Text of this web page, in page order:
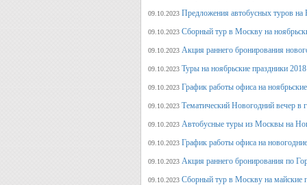
09.10.2023 Предложения автобусных туров
09.10.2023 Сборный тур в Москву на
09.10.2023 Акция раннего бронирования
09.10.2023 Туры на ноябрьские праздники 2018
09.10.2023 График работы офиса на
09.10.2023 Тематический Новогодний вечер
09.10.2023 Автобусные туры из Москвы на
09.10.2023 График работы офиса на
09.10.2023 Акция раннего бронирования по
09.10.2023 Сборный тур в Москву на майские